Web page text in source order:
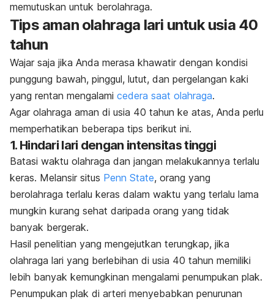
memutuskan untuk berolahraga.
Tips aman olahraga lari untuk usia 40
tahun
Wajar saja jika Anda merasa khawatir dengan kondisi
punggung bawah, pinggul, lutut, dan pergelangan kaki
yang rentan mengalami cedera saat olahraga.
Agar olahraga aman di usia 40 tahun ke atas, Anda perlu
memperhatikan beberapa tips berikut ini.
1. Hindari lari dengan intensitas tinggi
Batasi waktu olahraga dan jangan melakukannya terlalu
keras. Melansir situs Penn State, orang yang
berolahraga terlalu keras dalam waktu yang terlalu lama
mungkin kurang sehat daripada orang yang tidak
banyak bergerak.
Hasil penelitian yang mengejutkan terungkap, jika
olahraga lari yang berlebihan di usia 40 tahun memiliki
lebih banyak kemungkinan mengalami penumpukan plak.
Penumpukan plak di arteri menyebabkan penurunan